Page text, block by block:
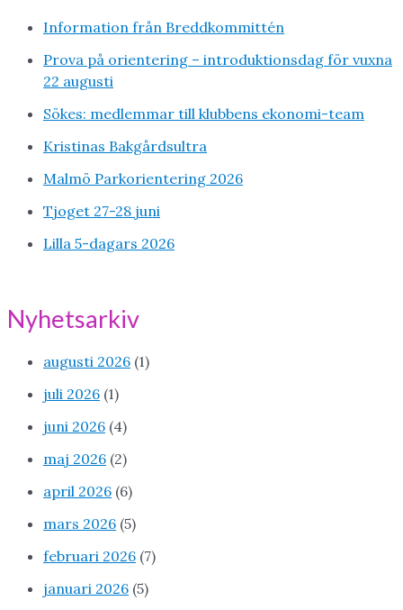
Information från Breddkommittén
Prova på orientering – introduktionsdag för vuxna
22 augusti
Sökes: medlemmar till klubbens ekonomi-team
Kristinas Bakgårdsultra
Malmö Parkorientering 2026
Tjoget 27-28 juni
Lilla 5-dagars 2026
Nyhetsarkiv
augusti 2026 (1)
juli 2026 (1)
juni 2026 (4)
maj 2026 (2)
april 2026 (6)
mars 2026 (5)
februari 2026 (7)
januari 2026 (5)